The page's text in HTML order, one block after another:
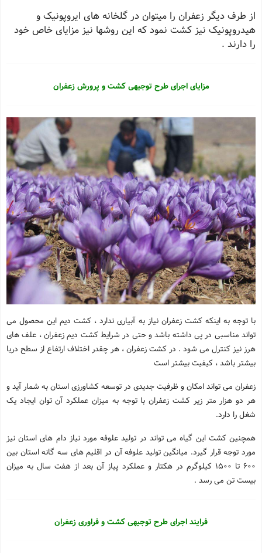
از طرف دیگر زعفران را میتوان در گلخانه های ایروپونیک و
هیدروپونیک نیز کشت نمود که این روشها نیز مزایای خاص خود
را دارند .
مزایای اجرای طرح توجیهی کشت و پرورش زعفران
با توجه به اینکه کشت زعفران نیاز به آبیاری ندارد ، کشت دیم این محصول می
تواند مناسبی در پی داشته باشد و حتی در شرایط کشت دیم زعفران ، علف های
هرز نیز کنترل می شود . در کشت زعفران ، هر چقدر اختلاف ارتفاع از سطح دریا
بیشتر باشد ، کیفیت بیشتر است
زعفران می تواند امکان و ظرفیت جدیدی در توسعه کشاورزی استان به شمار آید و
هر دو هزار متر زیر کشت زعفران با توجه به میزان عملکرد آن توان ایجاد یک
شغل را دارد.
همچنین کشت این گیاه می تواند در تولید علوفه مورد نیاز دام های استان نیز
مورد توجه قرار گیرد. میانگین تولید علوفه آن در اقلیم های سه گانه استان بین
600 تا 1500 کیلوگرم در هکتار و عملکرد پیاز آن بعد از هفت سال به میزان
بیست تن می رسد .
فرایند اجرای طرح توجیهی کشت و فراوری زعفران